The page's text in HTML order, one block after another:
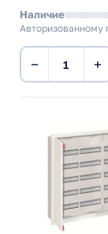
Наличие
Авторизованному
− +